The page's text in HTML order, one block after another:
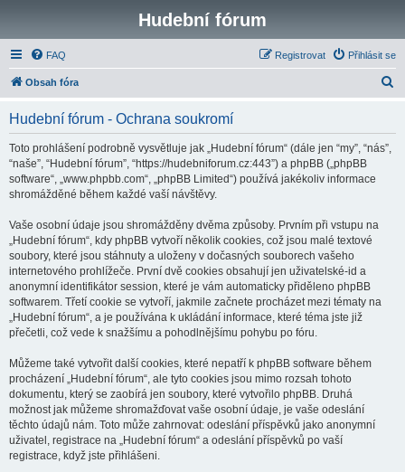
Hudební fórum
FAQ Přihlásit se
Registrovat
Obsah fóra
Hudební fórum - Ochrana soukromí
Toto prohlášení podrobně vysvětluje jak „Hudební fórum“ (dále jen “my”, “nás”,
“naše”, “Hudební fórum”, “https://hudebniforum.cz:443”) a phpBB („phpBB
software“, „www.phpbb.com“, „phpBB Limited“) používá jakékoliv informace
shromážděné během každé vaší návštěvy.
Vaše osobní údaje jsou shromážděny dvěma způsoby. Prvním při vstupu na
„Hudební fórum“, kdy phpBB vytvoří několik cookies, což jsou malé textové
soubory, které jsou stáhnuty a uloženy v dočasných souborech vašeho
internetového prohlížeče. První dvě cookies obsahují jen uživatelské-id a
anonymní identifikátor session, které je vám automaticky přiděleno phpBB
softwarem. Třetí cookie se vytvoří, jakmile začnete procházet mezi tématy na
„Hudební fórum“, a je používána k ukládání informace, které téma jste již
přečetli, což vede k snažšímu a pohodlnějšímu pohybu po fóru.
Můžeme také vytvořit další cookies, které nepatří k phpBB software během
procházení „Hudební fórum“, ale tyto cookies jsou mimo rozsah tohoto
dokumentu, který se zaobírá jen soubory, které vytvořilo phpBB. Druhá
možnost jak můžeme shromažďovat vaše osobní údaje, je vaše odeslání
těchto údajů nám. Toto může zahrnovat: odeslání příspěvků jako anonymní
uživatel, registrace na „Hudební fórum“ a odeslání příspěvků po vaší
registrace, když jste přihlášeni.